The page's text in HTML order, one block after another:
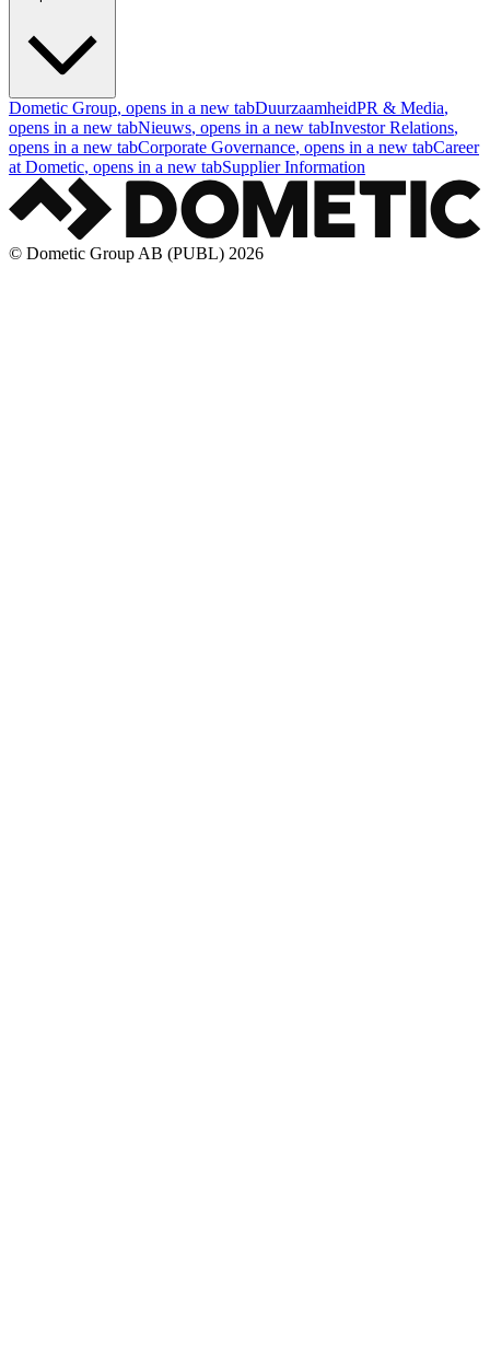
Dometic Group, opens in a new tabDuurzaamheidPR & Media,
opens in a new tabNieuws, opens in a new tabInvestor Relations,
opens in a new tabCorporate Governance, opens in a new tabCareer
at Dometic, opens in a new tabSupplier Information
© Dometic Group AB (PUBL) 2026